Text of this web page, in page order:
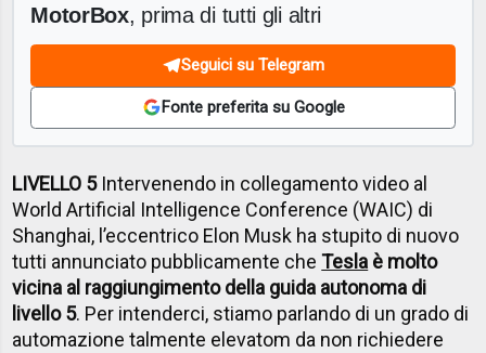
MotorBox, prima di tutti gli altri
Seguici su Telegram
Fonte preferita su Google
LIVELLO 5Intervenendo in collegamento video al
World Artificial Intelligence Conference (WAIC) di
Shanghai, l’eccentrico Elon Musk ha stupito di nuovo
tutti annunciato pubblicamente cheTesla è molto
vicina al raggiungimento della guida autonoma di
livello 5. Per intenderci, stiamo parlando di un grado di
automazione talmente elevatom da non richiedere